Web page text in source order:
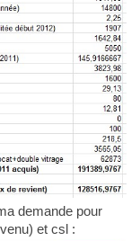
demande pour
et csl :